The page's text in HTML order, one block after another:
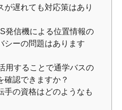
が遅れても対応策はあり
発信機による位置情報の
シーの問題はあります
用することで通学バスの
確認できますか？
手の資格はどのようなも